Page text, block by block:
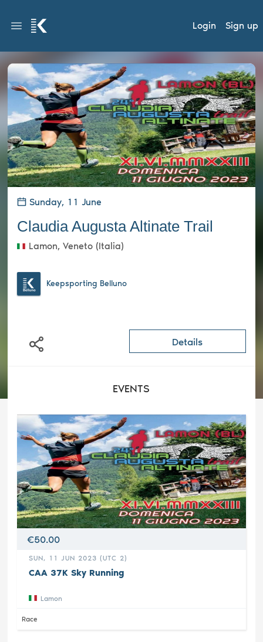
Login Sign up
Sunday, 11 June
Claudia Augusta Altinate Trail
Lamon, Veneto (Italia)
Keepsporting Belluno
Details
EVENTS
€50.00
SUN, 11 JUN 2023 (UTC 2)
CAA 37K Sky Running
Lamon
Race